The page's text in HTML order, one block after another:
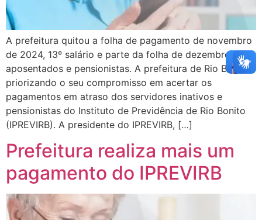
A prefeitura quitou a folha de pagamento de novembro
de 2024, 13º salário e parte da folha de dezembro dos
aposentados e pensionistas. A prefeitura de Rio Bonito,
priorizando o seu compromisso em acertar os
pagamentos em atraso dos servidores inativos e
pensionistas do Instituto de Previdência de Rio Bonito
(IPREVIRB). A presidente do IPREVIRB, […]
Prefeitura realiza mais um
pagamento do IPREVIRB